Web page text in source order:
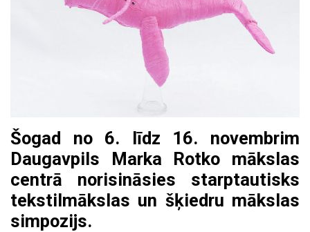
Šogad no 6. līdz 16. novembrim
Daugavpils Marka Rotko mākslas
centrā norisināsies starptautisks
tekstilmākslas un šķiedru mākslas
simpozijs.